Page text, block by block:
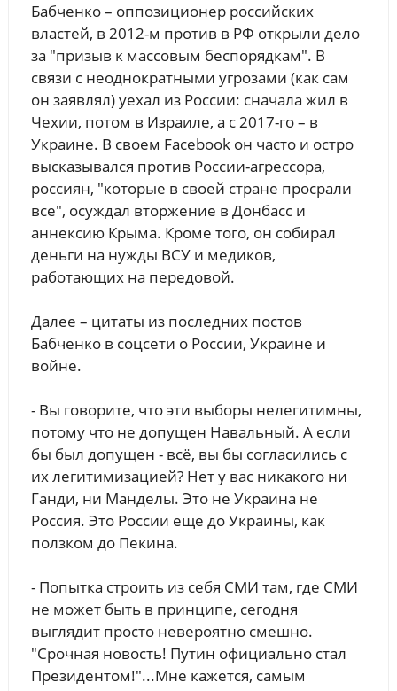
Бабченко – оппозиционер российских
властей, в 2012-м против в РФ открыли дело
за "призыв к массовым беспорядкам". В
связи с неоднократными угрозами (как сам
он заявлял) уехал из России: сначала жил в
Чехии, потом в Израиле, а с 2017-го – в
Украине. В своем Facebook он часто и остро
высказывался против России-агрессора,
россиян, "которые в своей стране просрали
все", осуждал вторжение в Донбасс и
аннексию Крыма. Кроме того, он собирал
деньги на нужды ВСУ и медиков,
работающих на передовой.
Далее – цитаты из последних постов
Бабченко в соцсети о России, Украине и
войне.
- Вы говорите, что эти выборы нелегитимны,
потому что не допущен Навальный. А если
бы был допущен - всё, вы бы согласились с
их легитимизацией? Нет у вас никакого ни
Ганди, ни Манделы. Это не Украина не
Россия. Это России еще до Украины, как
ползком до Пекина.
- Попытка строить из себя СМИ там, где СМИ
не может быть в принципе, сегодня
выглядит просто невероятно смешно.
"Срочная новость! Путин официально стал
Президентом!"...Мне кажется, самым